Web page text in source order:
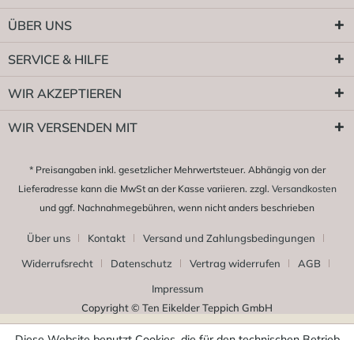
ÜBER UNS
SERVICE & HILFE
WIR AKZEPTIEREN
WIR VERSENDEN MIT
* Preisangaben inkl. gesetzlicher Mehrwertsteuer. Abhängig von der
Lieferadresse kann die MwSt an der Kasse variieren. zzgl. Versandkosten
und ggf. Nachnahmegebühren, wenn nicht anders beschrieben
Über uns Kontakt
Versand und Zahlungsbedingungen
Widerrufsrecht
Datenschutz Vertrag widerrufen
AGB
Impressum
Copyright © Ten Eikelder Teppich GmbH